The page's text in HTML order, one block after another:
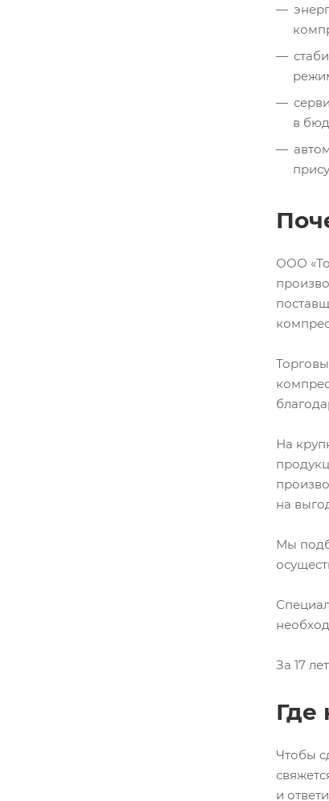
в
ООО
На
на
Мы
За 17
Где
Чтобы
и